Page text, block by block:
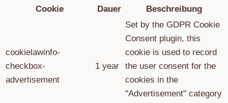
Cookie
Dauer Beschreibung
cookielawinfo-
checkbox-
advertisement
1 year
Set by the GDPR Cookie
Consent plugin, this
cookie is used to record
the user consent for the
cookies in the
"Advertisement" category